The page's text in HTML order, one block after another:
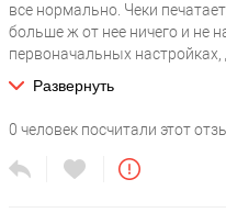
все нормально. Чеки
больше ж от нее ничего и не
первоначальных
привезли, все настроили и
просто работать. Ожидания
Развернуть
0 человек посчитали этот